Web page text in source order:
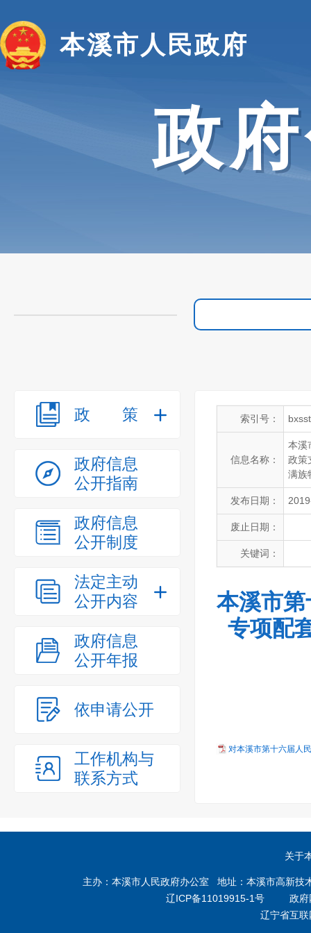
本溪市人民政府
政
政策
政府信息
公开指南
政府信息
公开制度
法定主动
公开内容
政府信息
公开年报
依申请公开
工作机构与
联系方式
索引号：
信息名称：
本溪
政策
满族
发布日期：
废止日期：
关键词：
本溪市
专项配
对本溪市第十六届人
关于
主办：本溪市人民政府办公室 地址：本溪市高新
辽ICP备11019915-1号 政府
辽宁省互